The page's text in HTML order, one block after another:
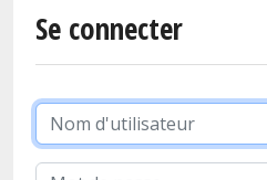
Se connecter